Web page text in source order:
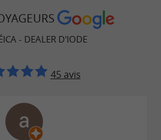
- DEALER D'IODE
45 avis